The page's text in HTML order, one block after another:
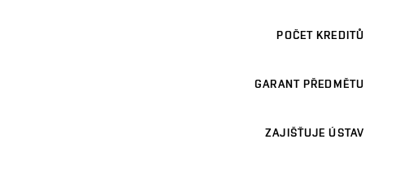
POČET KREDITŮ
GARANT PŘEDMĚTU
ZAJIŠŤUJE ÚSTAV